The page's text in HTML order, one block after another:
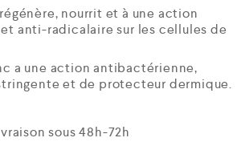
nourrit et à une action
anti-radicalaire sur les cellules de
a une action antibactérienne,
et de protecteur dermique.
sous 48h-72h